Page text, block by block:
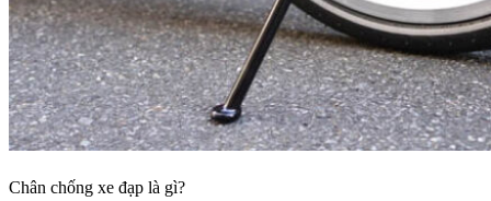
Chân chống xe đạp là gì?